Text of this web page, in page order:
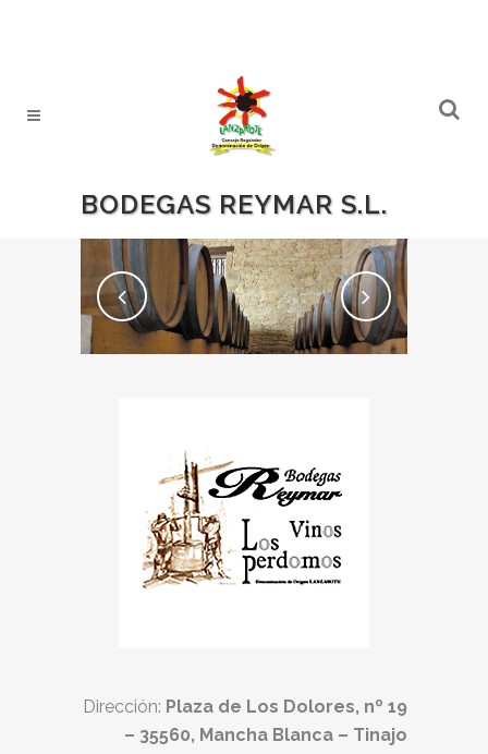
BODEGAS REYMAR S.L.
Dirección: Plaza de Los Dolores, nº 19
– 35560, Mancha Blanca – Tinajo